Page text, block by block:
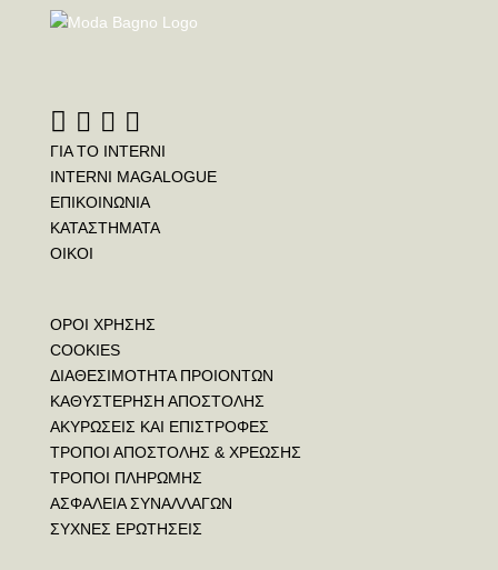
ΓΙΑ ΤΟ INTERNI
INTERNI MAGALOGUE
ΕΠΙΚΟΙΝΩΝΙΑ
ΚΑΤΑΣΤΗΜΑΤΑ
ΟΙΚΟΙ
ΟΡΟΙ ΧΡΗΣΗΣ
COOKIES
ΔΙΑΘΕΣΙΜΟΤΗΤΑ ΠΡΟΙΟΝΤΩΝ
ΚΑΘΥΣΤΕΡΗΣΗ ΑΠΟΣΤΟΛΗΣ
ΑΚΥΡΩΣΕΙΣ ΚΑΙ ΕΠΙΣΤΡΟΦΕΣ
ΤΡΟΠΟΙ ΑΠΟΣΤΟΛΗΣ & ΧΡΕΩΣΗΣ
ΤΡΟΠΟΙ ΠΛΗΡΩΜΗΣ
ΑΣΦΑΛΕΙΑ ΣΥΝΑΛΛΑΓΩΝ
ΣΥΧΝΕΣ ΕΡΩΤΗΣΕΙΣ